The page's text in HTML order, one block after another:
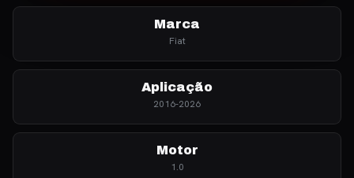
Marca
Fiat
Aplicação
2016-2026
Motor
1.0